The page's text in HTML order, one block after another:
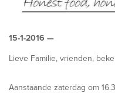
15-1-2016 —
Lieve Familie, vrienden,
Aanstaande zaterdag om